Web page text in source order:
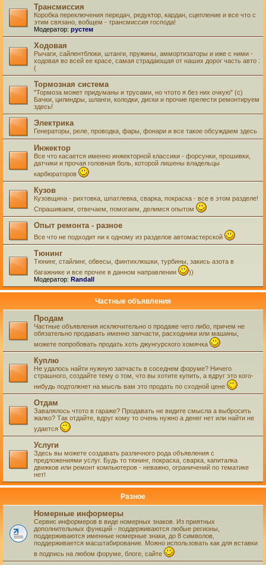
Трансмиссия
Коробка переключения передач, редуктор, кардан, сцепление и все что с
этим связано, вобщем - трансмиссия господа!
Модератор: рустем
Ходовая
Рычаги, сайлентблоки, штанги, пружины, аммортизаторы и иже с ними -
ходовая во всей ее красе, самая страдающая от наших дорог часть авто :
(
Тормозная система
"Тормоза может придуманы и трусами, но чтото я без них очкую" (с)
Бачки, цилиндры, шланги, колодки, диски и прочие прелести ремонтируем
здесь!
Электрика
Генераторы, реле, проводка, фары, фонари и все такое обсуждаем здесь
Инжектор
Все что касается именно инжекторной классики - форсунки, прошивки,
датчики и прочая головная боль, которой лишены владельцы
карбюраторов
Кузов
Кузовщина - рихтовка, шпатлевка, сварка, покраска - все в этом разделе!
Спрашиваем, отвечаем, помогаем, делимся опытом
Опыт ремонта - разное
Все что не подходит ни к одному из разделов автомастерской
Тюнинг
Тюнинг, стайлинг, обвесы, финтихлюшки, турбины, закись азота в
багажнике и все прочее в данном направлении
))
Модератор: Randall
Частные объявления
Продам
Частные объявления исключительно о продаже чего либо, причем не
обязательно продавать именно запчасти, расходники или машины,
можете попробовать продать хоть джунгурского хомячка
Куплю
Не удалось найти нужную запчасть в соседнем форуме? Ничего
страшного, создайте тему о том, что вы хотите купить, а вдруг это кого-
нибудь подтолкнет на мысль вам это продать по сходной цене
Отдам
Завалялось чтото в гараже? Продавать не видите смысла а выбросить
жалко? Так отдайте, вдруг кому то очень нужно а денег нет или найти не
удается
Услуги
Здесь вы можете создавать различного рода объявления с
предложениями услуг. Будь то тюнинг, покраска, сварка, капиталка
движков или ремонт компьютеров - неважно, ограничений по тематике
нет!
Разное
Номерные информеры
Сервис информеров в виде номерных знаков. Из приятных
дополнительных функций - поддерживаются любые регионы,
поддерживаются именные номерные знаки, до 8 символов,
поддерживается масштабирование. Можно использовать как для вставки
в подпись на любом форуме, блоге, сайте